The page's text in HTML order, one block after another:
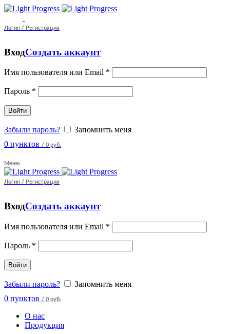
Логин / Регистрация
ВходСоздать аккаунт
Имя пользователя или Email *
Пароль *
Войти
Забыли пароль?
Запомнить меня
0 пунктов / 0 руб.
Меню
Логин / Регистрация
ВходСоздать аккаунт
Имя пользователя или Email *
Пароль *
Войти
Забыли пароль?
Запомнить меня
0 пунктов / 0 руб.
О нас
Продукция